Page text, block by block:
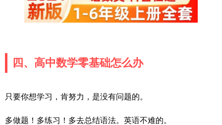
四、高中数学零基础怎么办
只要你想学习，肯努力，是没有问题的。
多做题！多练习！多去总结语法。英语不难的。